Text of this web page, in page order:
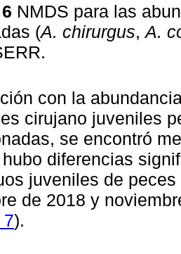
NMDS para las
(A. chirurgus,A.
con la
cirujano juveniles
se encontró
diferencias
juveniles de
de 2018 y
7).